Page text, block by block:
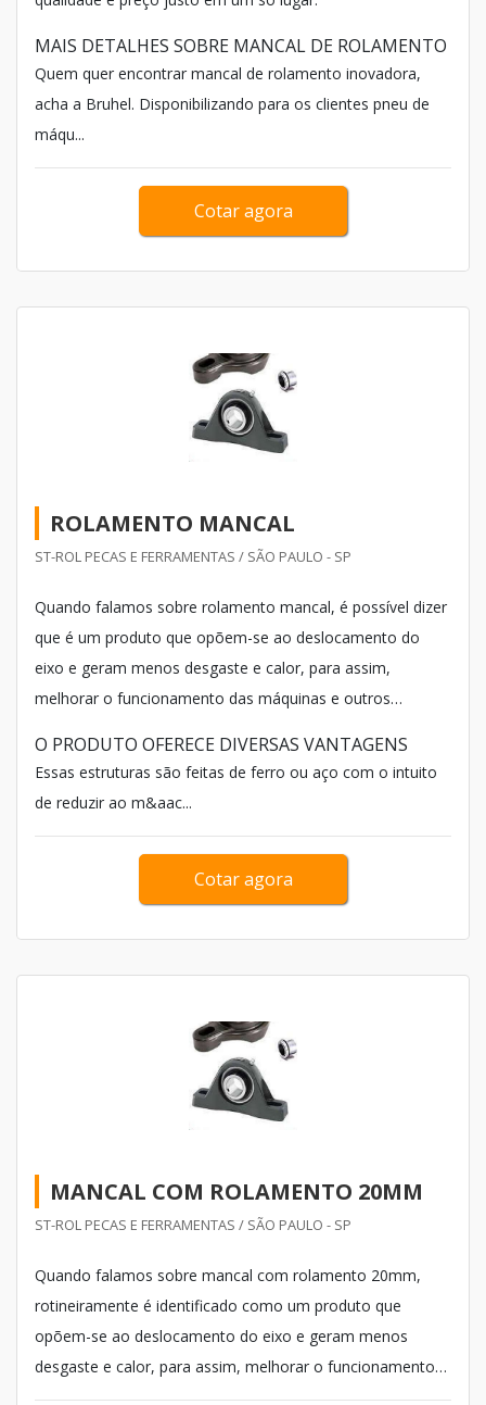
MAIS DETALHES SOBRE MANCAL DE ROLAMENTO
Quem quer encontrar mancal de rolamento inovadora,
acha a Bruhel. Disponibilizando para os clientes pneu de
máqu...
Cotar agora
ROLAMENTO MANCAL
ST-ROL PECAS E FERRAMENTAS / SÃO PAULO - SP
Quando falamos sobre rolamento mancal, é possível dizer
que é um produto que opõem-se ao deslocamento do
eixo e geram menos desgaste e calor, para assim,
melhorar o funcionamento das máquinas e outros
O PRODUTO OFERECE DIVERSAS VANTAGENS
Essas estruturas são feitas de ferro ou aço com o intuito
de reduzir ao m&aac...
Cotar agora
MANCAL COM ROLAMENTO 20MM
ST-ROL PECAS E FERRAMENTAS / SÃO PAULO - SP
Quando falamos sobre mancal com rolamento 20mm,
rotineiramente é identificado como um produto que
opõem-se ao deslocamento do eixo e geram menos
desgaste e calor, para assim, melhorar o funcionamento
das máquinas e outros equipamentos produzido de